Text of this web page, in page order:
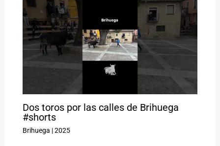
Dos toros por las calles de Brihuega
#shorts
Brihuega |2025